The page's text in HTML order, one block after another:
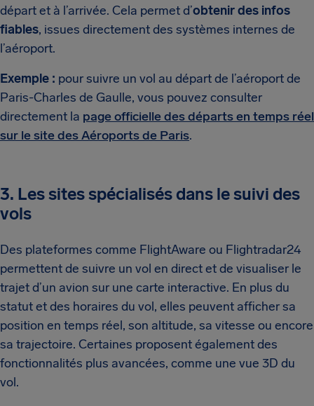
départ et à l’arrivée. Cela permet d’obtenir des infos
fiables, issues directement des systèmes internes de
l’aéroport.
Exemple : pour suivre un vol au départ de l’aéroport de
Paris-Charles de Gaulle, vous pouvez consulter
directement la page officielle des départs en temps réel
sur le site des Aéroports de Paris.
3. Les sites spécialisés dans le suivi des
vols
Des plateformes comme FlightAware ou Flightradar24
permettent de suivre un vol en direct et de visualiser le
trajet d’un avion sur une carte interactive. En plus du
statut et des horaires du vol, elles peuvent afficher sa
position en temps réel, son altitude, sa vitesse ou encore
sa trajectoire. Certaines proposent également des
fonctionnalités plus avancées, comme une vue 3D du
vol.